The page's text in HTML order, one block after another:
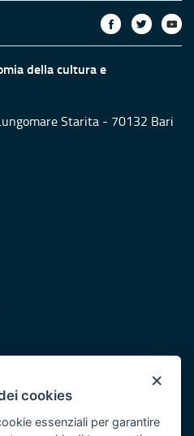
della cultura e
Starita - 70132 Bari
Puglia
×
cookies
essenziali per garantire